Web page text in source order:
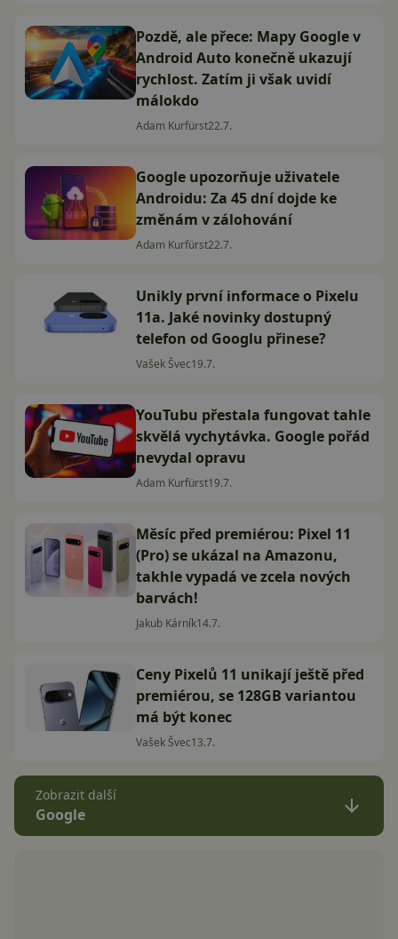
Pozdě, ale přece: Mapy Google v
Android Auto konečně ukazují
rychlost. Zatím ji však uvidí
málokdo
Adam Kurfürst22.7.
Google upozorňuje uživatele
Androidu: Za 45 dní dojde ke
změnám v zálohování
Adam Kurfürst22.7.
Unikly první informace o Pixelu
11a. Jaké novinky dostupný
telefon od Googlu přinese?
Vašek Švec19.7.
YouTubu přestala fungovat tahle
skvělá vychytávka. Google pořád
nevydal opravu
Adam Kurfürst19.7.
Měsíc před premiérou: Pixel 11
(Pro) se ukázal na Amazonu,
takhle vypadá ve zcela nových
barvách!
Jakub Kárník14.7.
Ceny Pixelů 11 unikají ještě před
premiérou, se 128GB variantou
má být konec
Vašek Švec13.7.
Zobrazit další
Google